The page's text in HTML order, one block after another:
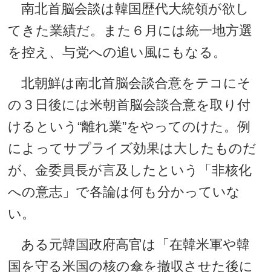
南北首脳会談は韓国歴代大統領が欲し
てきた業績だ。また６月には統一地方選
を控え、与党への追い風にもなる。
北朝鮮は南北首脳会談合意をテコにそ
の３日後には米朝首脳会談合意を取り付
けるという“離れ業”をやってのけた。例
によってサプライズ効果は大したものだ
が、金委員長が言及したという「非核化
への意志」で各論は何も分かっていな
い。
ある元韓国政府高官は「在韓米軍や韓
国を守る米国の核の傘を撤収させた後に